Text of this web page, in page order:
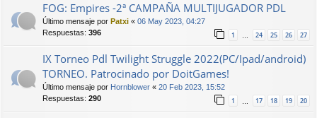
FOG: Empires -2ª CAMPAÑA MULTIJUGADOR PDL
Último mensaje por Patxi « 06 May 2023, 04:27
Respuestas: 396 1 … 24 25 26 27
IX Torneo Pdl Twilight Struggle 2022(PC/Ipad/android)
TORNEO. Patrocinado por DoitGames!
Último mensaje por Hornblower « 20 Feb 2023, 15:52
Respuestas: 290 1 … 17 18 19 20